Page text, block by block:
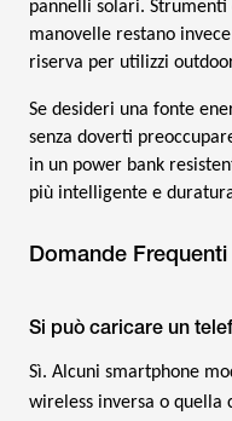
pannelli solari.
manovelle restano
riserva per utilizzi
Se desideri una fonte
senza doverti
in un power bank
più intelligente e
Domande Frequenti
Si può caricare un
Sì. Alcuni smartphone
wireless inversa o quella